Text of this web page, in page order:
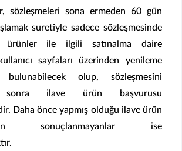
sözleşmeleri sona ermeden 60 gün
suretiyle sadece sözleşmesinde
ürünler ile ilgili satınalma daire
sayfaları üzerinden yenileme
bulunabilecek olup, sözleşmesini
sonra ilave ürün başvurusu
Daha önce yapmış olduğu ilave ürün
sonuçlanmayanlar ise